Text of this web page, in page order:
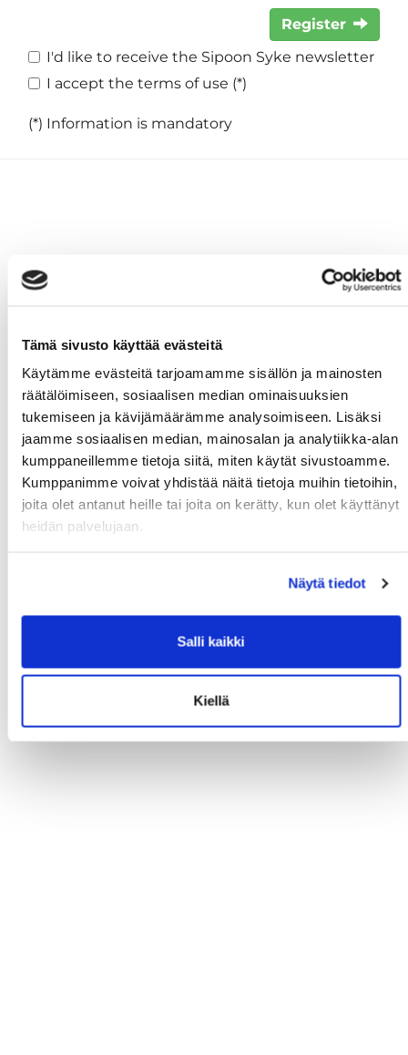
Tämä sivusto käyttää evästeitä
Käytämme evästeitä tarjoamamme sisällön ja mainosten
räätälöimiseen, sosiaalisen median ominaisuuksien
tukemiseen ja kävijämäärämme analysoimiseen. Lisäksi
jaamme sosiaalisen median, mainosalan ja analytiikka-alan
kumppaneillemme tietoja siitä, miten käytät sivustoamme.
Kumppanimme voivat yhdistää näitä tietoja muihin tietoihin,
joita olet antanut heille tai joita on kerätty, kun olet käyttänyt
heidän palvelujaan.
Näytä tiedot
Salli kaikki
Kiellä
Register
I'd like to receive the Sipoon Syke newsletter
I accept the terms of use (*)
(*) Information is mandatory